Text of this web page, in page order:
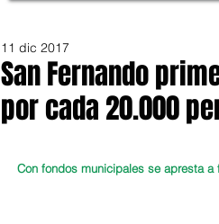
San Fernando
por cada 20.000
11 dic 2017
Con fondos municipales se apresta a